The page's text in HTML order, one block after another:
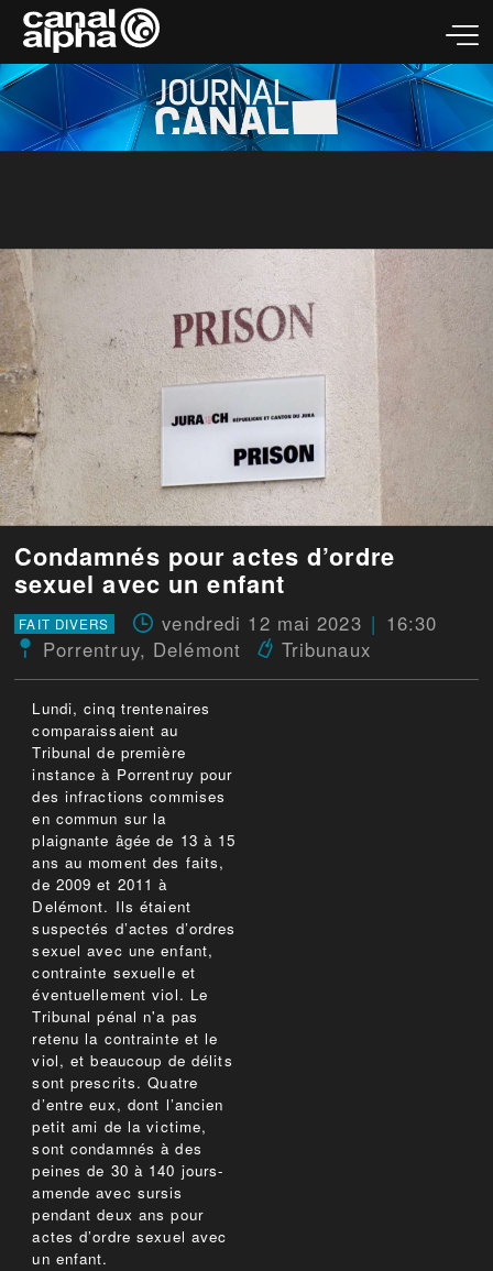
Condamnés pour actes d’ordre
sexuel avec un enfant
FAIT DIVERS vendredi 12 mai 2023
16:30
Porrentruy, Delémont Tribunaux
Lundi, cinq trentenaires
comparaissaient au
Tribunal de première
instance à Porrentruy pour
des infractions commises
en commun sur la
plaignante âgée de 13 à 15
ans au moment des faits,
de 2009 et 2011 à
Delémont. Ils étaient
suspectés d’actes d’ordres
sexuel avec une enfant,
contrainte sexuelle et
éventuellement viol. Le
Tribunal pénal n'a pas
retenu la contrainte et le
viol, et beaucoup de délits
sont prescrits. Quatre
d’entre eux, dont l’ancien
petit ami de la victime,
sont condamnés à des
peines de 30 à 140 jours-
amende avec sursis
pendant deux ans pour
actes d’ordre sexuel avec
un enfant.